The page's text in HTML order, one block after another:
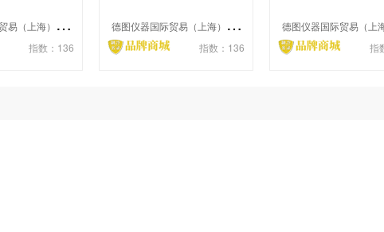
德
图仪器国际贸易（上海）有限公司
指数：136
德
图仪器国际贸易（上海）有限公司
指数：136 指